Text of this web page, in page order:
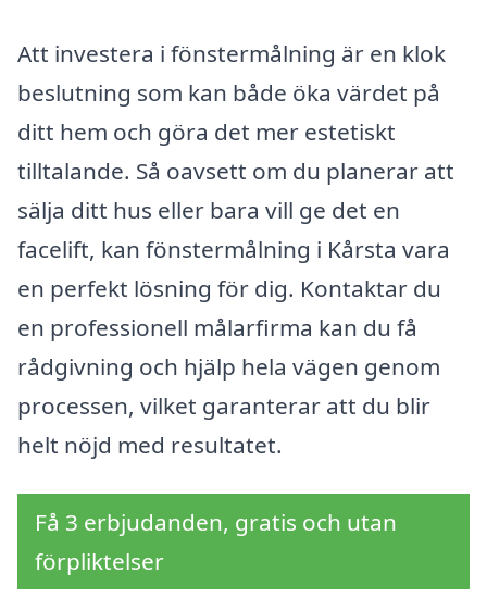
Att investera i fönstermålning är en klok
beslutning som kan både öka värdet på
ditt hem och göra det mer estetiskt
tilltalande. Så oavsett om du planerar att
sälja ditt hus eller bara vill ge det en
facelift, kan fönstermålning i Kårsta vara
en perfekt lösning för dig. Kontaktar du
en professionell målarfirma kan du få
rådgivning och hjälp hela vägen genom
processen, vilket garanterar att du blir
helt nöjd med resultatet.
Få 3 erbjudanden, gratis och utan
förpliktelser